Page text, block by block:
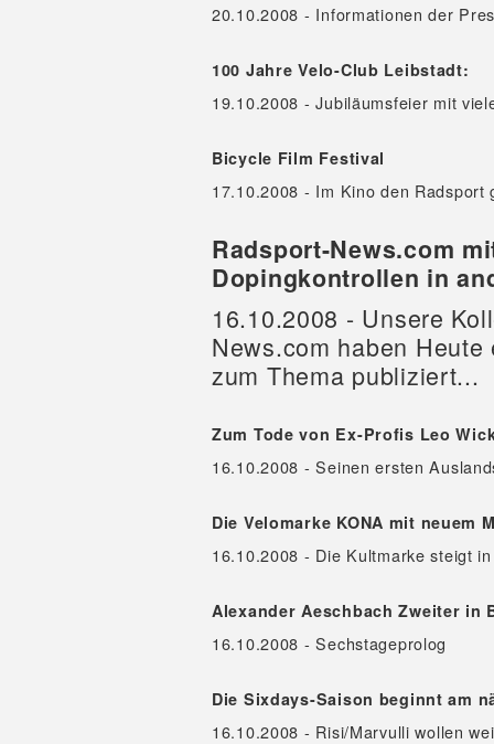
20.10.2008 - Informationen der
100 Jahre Velo-Club Leibstadt:
19.10.2008 - Jubiläumsfeier mit
Bicycle Film Festival
17.10.2008 - Im Kino den Radsport
Radsport-News.com
Dopingkontrollen in
16.10.2008 - Unsere
News.com haben
zum Thema publiziert...
Zum Tode von Ex-Profis Leo
16.10.2008 - Seinen ersten
Die Velomarke KONA mit neuem
16.10.2008 - Die Kultmarke steigt
Alexander Aeschbach Zweiter in
16.10.2008 - Sechstageprolog
Die Sixdays-Saison beginnt am
16.10.2008 - Risi/Marvulli wollen